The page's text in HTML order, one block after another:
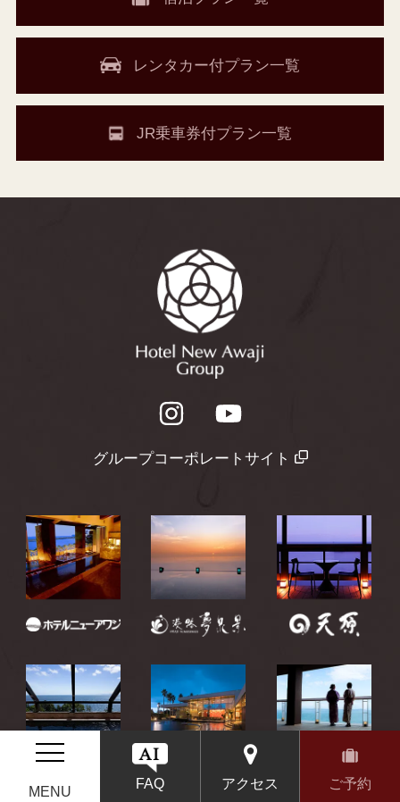
レンタカー付プラン一覧
JR乗車券付プラン一覧
グループコーポレートサイト
MENU
FAQ アクセス ご予約